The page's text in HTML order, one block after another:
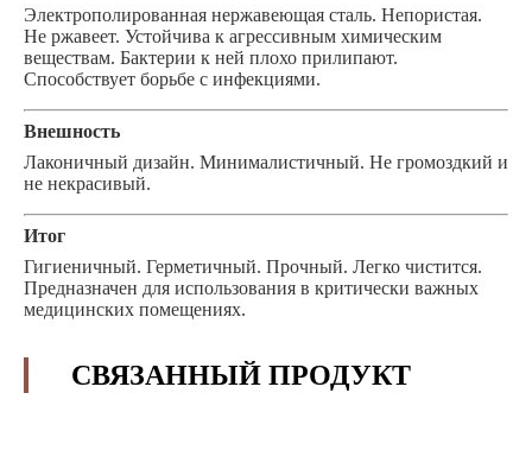
Электрополированная нержавеющая сталь. Непористая.
Не ржавеет. Устойчива к агрессивным химическим
веществам. Бактерии к ней плохо прилипают.
Способствует борьбе с инфекциями.
Внешность
Лаконичный дизайн. Минималистичный. Не громоздкий и
не некрасивый.
Итог
Гигиеничный. Герметичный. Прочный. Легко чистится.
Предназначен для использования в критически важных
медицинских помещениях.
СВЯЗАННЫЙ ПРОДУКТ